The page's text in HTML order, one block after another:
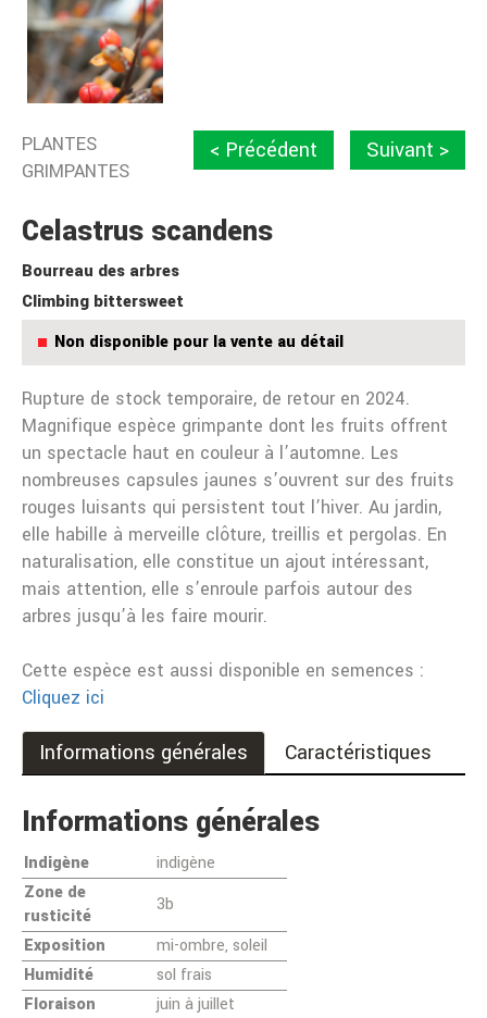
Suivant >
< Précédent
PLANTES
GRIMPANTES
Celastrus scandens
Bourreau des arbres
Climbing bittersweet
Non disponible pour la vente au détail
Rupture de stock temporaire, de retour en 2024.
Magnifique espèce grimpante dont les fruits offrent
un spectacle haut en couleur à l’automne. Les
nombreuses capsules jaunes s’ouvrent sur des fruits
rouges luisants qui persistent tout l’hiver. Au jardin,
elle habille à merveille clôture, treillis et pergolas. En
naturalisation, elle constitue un ajout intéressant,
mais attention, elle s’enroule parfois autour des
arbres jusqu’à les faire mourir.
Cette espèce est aussi disponible en semences :
Cliquez ici
Informations générales Caractéristiques
Informations générales
Indigène
indigène
Zone de
rusticité
3b
Exposition
mi-ombre, soleil
Humidité
sol frais
Floraison
juin à juillet